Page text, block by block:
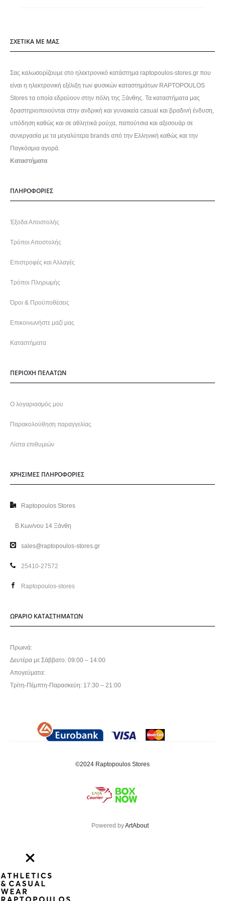
ΣΧΕΤΙΚΑ ΜΕ ΜΑΣ
Σας καλωσορίζουμε στο ηλεκτρονικό κατάστημα raptopoulos-stores.gr που
είναι η ηλεκτρονική εξέλιξη των φυσικών καταστημάτων RAPTOPOULOS
Stores τα οποία εδρεύουν στην πόλη της Ξάνθης. Τα καταστήματα μας
δραστηριοποιούνται στην ανδρική και γυναικεία casual και βραδινή ένδυση,
υπόδηση καθώς και σε αθλητικά ρούχα, παπούτσια και αξεσουάρ σε
συνεργασία με τα μεγαλύτερα brands από την Ελληνική καθώς και την
Παγκόσμια αγορά.
Καταστήματα
ΠΛΗΡΟΦΟΡΙΕΣ
Έξοδα Αποστολής
Τρόποι Αποστολής
Επιστροφές και Αλλαγές
Τρόποι Πληρωμής
Όροι & Προϋποθέσεις
Επικοινωνήστε μαζί μας
Καταστήματα
ΠΕΡΙΟΧΗ ΠΕΛΑΤΩΝ
Ο λογαριασμός μου
Παρακολούθηση παραγγελίας
Λίστα επιθυμιών
ΧΡΗΣΙΜΕΣ ΠΛΗΡΟΦΟΡΙΕΣ
Raptopoulos Stores
Β.Κων/νου 14 Ξάνθη
sales@raptopoulos-stores.gr
25410-27572
Raptopoulos-stores
ΩΡΑΡΙΟ ΚΑΤΑΣΤΗΜΑΤΩΝ
Πρωινά:
Δευτέρα με Σάββατο: 09:00 – 14:00
Απογεύματα:
Τρίτη-Πέμπτη-Παρασκεύη: 17:30 – 21:00
©2024 Raptopoulos Stores
Powered byArtAbout